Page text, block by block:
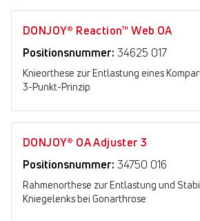
DONJOY® Reaction™ Web OA
Positionsnummer: 34625 017
Knieorthese zur Entlastung eines
3-Punkt-Prinzip
DONJOY® OA Adjuster 3
Positionsnummer: 34750 016
Rahmenorthese zur Entlastung und
Kniegelenks bei Gonarthrose